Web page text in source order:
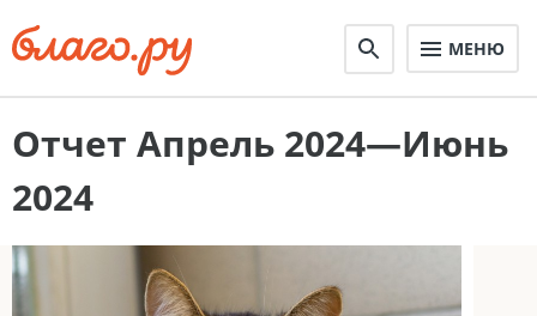
МЕНЮ
Отчет Апрель 2024—Июнь
2024